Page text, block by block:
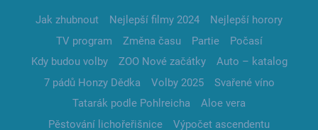
Jak zhubnout Nejlepší filmy 2024
Nejlepší horory
TV program
Změna času Partie
Počasí
Kdy budou volby
ZOO Nové začátky
Auto – katalog
7 pádů Honzy Dědka
Volby 2025
Svařené víno
Tatarák podle Pohlreicha
Aloe vera
Pěstování lichořeřišnice
Výpočet ascendentu